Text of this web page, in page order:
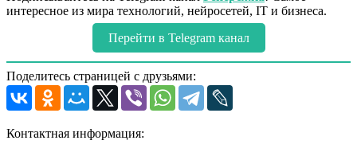
интересное из мира технологий, нейросетей, IT и бизнеса.
Перейти в Telegram канал
Поделитесь страницей с друзьями:
Контактная информация: